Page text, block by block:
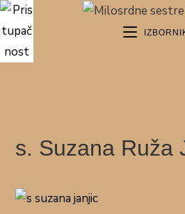
s. Suzana Ruža